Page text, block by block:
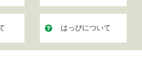
はっぴについて